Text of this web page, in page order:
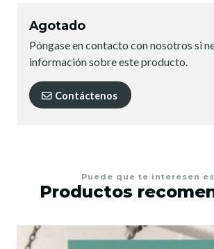
Agotado
Póngase en contacto con nosotros si
información sobre este producto.
Contáctenos
Puede que te interesen
Productos